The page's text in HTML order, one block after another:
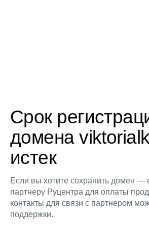
Срок
домена
истек
Если вы хотите сохранить домен —
партнеру Руцентра для оплаты
контакты для связи с партнером
поддержки.